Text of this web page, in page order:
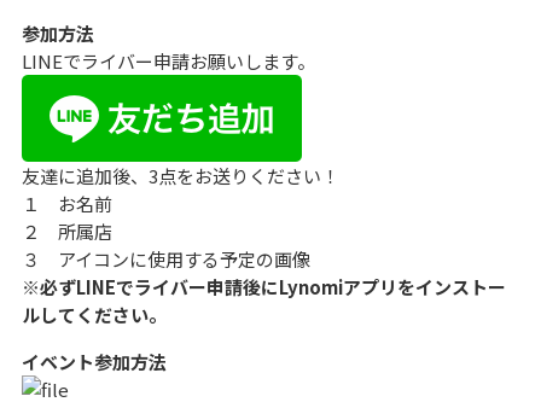
参加方法
LINEでライバー申請お願いします。
友達に追加後、3点をお送りください！
１ お名前
２ 所属店
３ アイコンに使用する予定の画像
※必ずLINEでライバー申請後にLynomiアプリをインストー
ルしてください。
イベント参加方法